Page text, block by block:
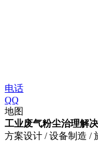
电话
QQ
地图
工业废气粉尘治理解
方案设计 / 设备制造 /